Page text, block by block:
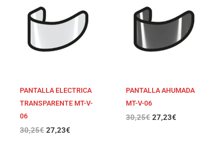
PANTALLA ELECTRICA
TRANSPARENTE MT-V-
06
30,25€
era:
30,25€.
27,23€
es:
27,23€.
PANTALLA AHUMADA
MT-V-06
30,25€
era:
30,25€.
27,23€
es:
27,23€.